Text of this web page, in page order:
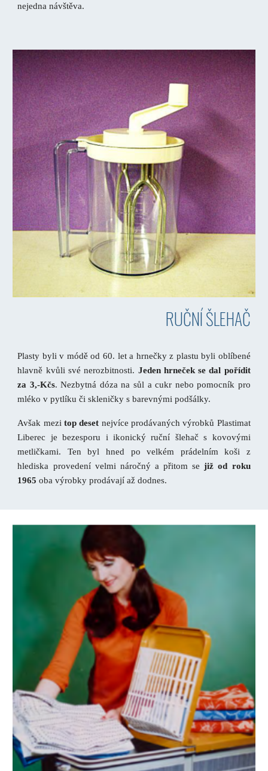
nejedna návštěva.
RUČNÍ ŠLEHAČ
Plasty byli v módě od 60. let a hrnečky z plastu byli oblíbené
hlavně kvůli své nerozbitnosti. Jeden hrneček se dal pořídit
za 3,-Kčs.Nezbytná dóza na sůl a cukr nebo pomocník pro
mléko v pytlíku či skleničky s barevnými podšálky.
Avšak mezitop deset nejvíce prodávaných výrobků Plastimat
Liberec je bezesporu i ikonický ruční šlehač s kovovými
metličkami. Ten byl hned po velkém prádelním koši z
hlediska provedení velmi náročný a přitom sejiž od roku
1965 oba výrobky prodávají až dodnes.